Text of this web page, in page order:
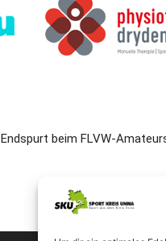
Endspurt beim FLVW-